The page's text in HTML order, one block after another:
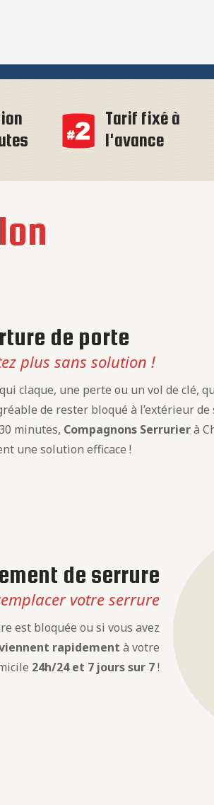
Tarif fixé à
l'avance
de porte
plus sans solution !
claque, une perte ou un vol de clé,
de rester bloqué à l’extérieur
minutes, Compagnons Serrurierà
une solution efficace !
de serrure
votre serrure
est bloquée ou si vous avez
rapidement à votre
24h/24 et 7 jours sur 7!